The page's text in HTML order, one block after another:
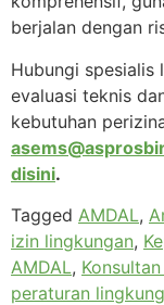
berjalan dengan
Hubungi spesialis
evaluasi teknis
kebutuhan
disini.
Tagged AMDAL,
izin lingkungan,
AMDAL,
peraturan